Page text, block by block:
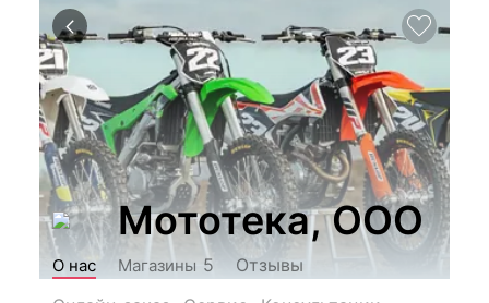
Мототека, ООО
О нас Магазины 5
Отзывы